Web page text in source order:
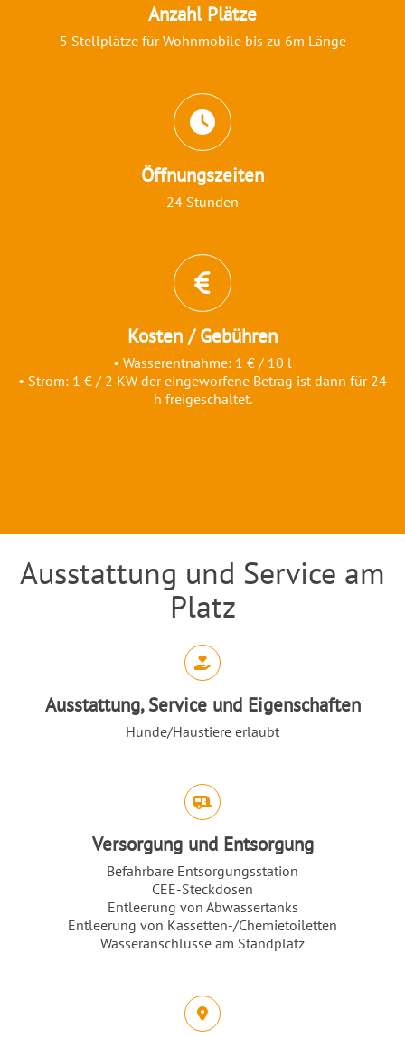
Anzahl Plätze
5 Stellplätze für Wohnmobile bis zu 6m Länge
Öffnungszeiten
24 Stunden
Kosten / Gebühren
• Wasserentnahme: 1 € / 10 l
• Strom: 1 € / 2 KW der eingeworfene Betrag ist dann für 24
h freigeschaltet.
Einleitung
Ausstattung und Service am
Platz
Abschnitt für Icons und Features
Ausstattung, Service und Eigenschaften
Hunde/Haustiere erlaubt
Versorgung und Entsorgung
Befahrbare Entsorgungsstation
CEE-Steckdosen
Entleerung von Abwassertanks
Entleerung von Kassetten-/Chemietoiletten
Wasseranschlüsse am Standplatz